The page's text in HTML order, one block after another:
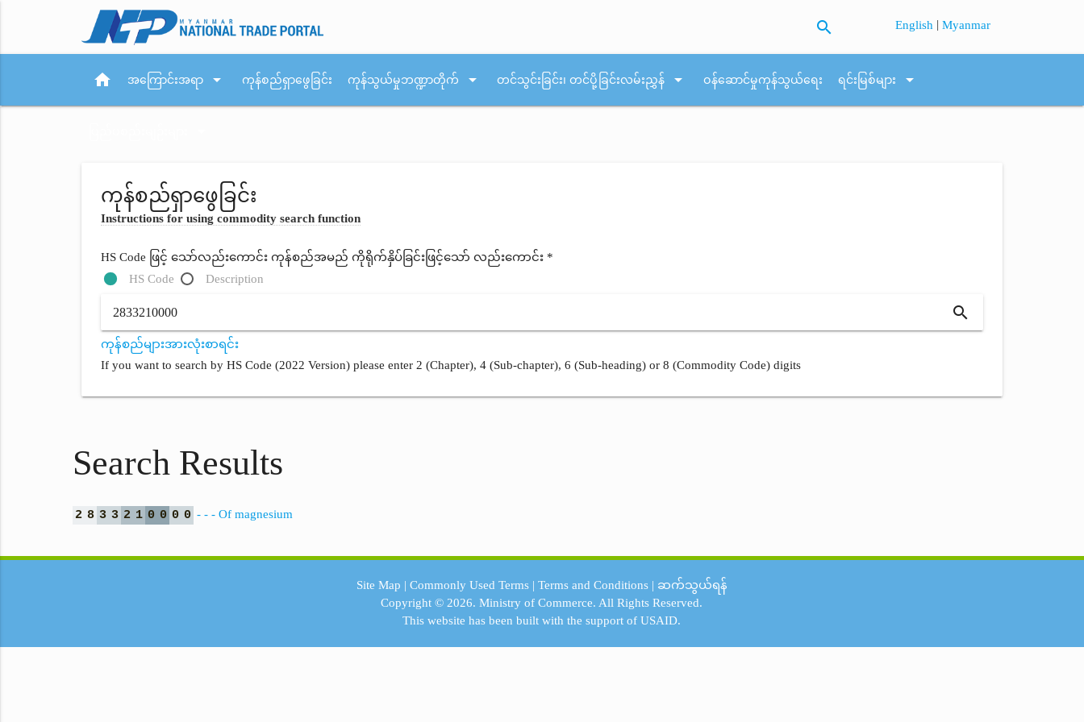
search English |Myanmar
home အကြောင်းအရာ arrow_drop_down ကုန်စည်ရှာဖွေခြင်း ကုန်သွယ်မှုဘဏ္ဍာတိုက် arrow_drop_down တင်သွင်းခြင်း၊ တင်ပို့ခြင်းလမ်းညွှန် arrow_drop_down ဝန်ဆောင်မှုကုန်သွယ်ရေး ရင်းမြစ်များ arrow_drop_down
ကုန်စည်ရှာဖွေခြင်း
Instructions for using commodity search function
HS Code ဖြင့် သော်လည်းကောင်း ကုန်စည်အမည် ကိုရိုက်နှိပ်ခြင်းဖြင့်သော် လည်းကောင်း *
HS Code
Description
search
ကုန်စည်များအားလုံးစာရင်း
If you want to search by HS Code (2022 Version) please enter 2 (Chapter), 4 (Sub-chapter), 6 (Sub-heading) or 8 (Commodity Code) digits
Search Results
2 8 3 3 2 1 0 0 0 0 - - - Of magnesium
Site Map | Commonly Used Terms| Terms and Conditions| ဆက်သွယ်ရန်
Copyright © 2026.Ministry of Commerce. All Rights Reserved.
This website has been built with the support ofUSAID.